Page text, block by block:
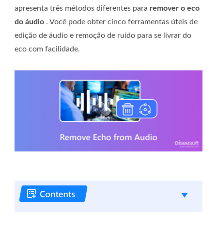
apresenta três métodos diferentes para remover o eco
do áudio . Você pode obter cinco ferramentas úteis de
edição de áudio e remoção de ruído para se livrar do
eco com facilidade.